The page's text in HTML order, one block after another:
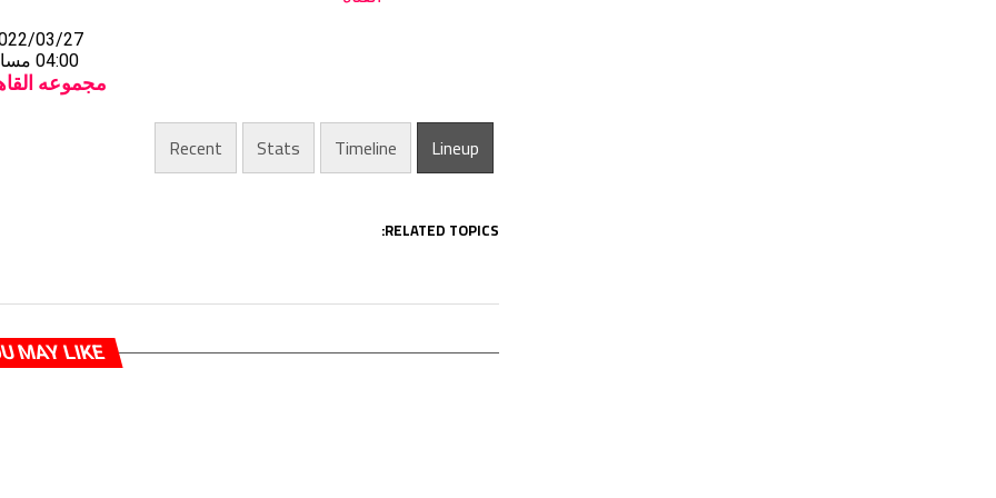
03/27
04:00 مساءً
مجموعه
Lineup
Timeline
Stats
Recent
RELATED TOPICS:
MAY LIKE